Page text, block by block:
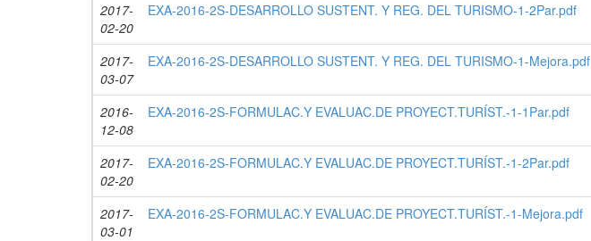
2017-
02-20
EXA-2016-2S-DESARROLLO SUSTENT. Y REG. DEL TURISMO-1-2Par.pdf
2017-
03-07
EXA-2016-2S-DESARROLLO SUSTENT. Y REG. DEL TURISMO-1-Mejora.pdf
2016-
12-08
EXA-2016-2S-FORMULAC.Y EVALUAC.DE PROYECT.TURÍST.-1-1Par.pdf
2017-
02-20
EXA-2016-2S-FORMULAC.Y EVALUAC.DE PROYECT.TURÍST.-1-2Par.pdf
2017-
03-01
EXA-2016-2S-FORMULAC.Y EVALUAC.DE PROYECT.TURÍST.-1-Mejora.pdf